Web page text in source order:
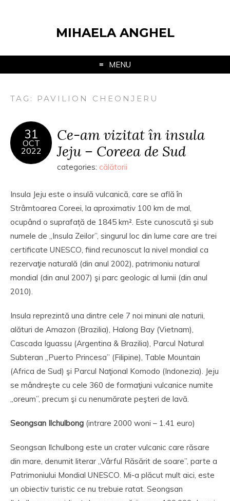
MIHAELA ANGHEL
MENU
TAG: PAVILION CHEONJERU
31
OCT
2022
Ce-am vizitat în insula
Jeju – Coreea de Sud
categories: călătorii
Insula Jeju este o insulă vulcanică, care se află în
Strâmtoarea Coreei, la aproximativ 100 km de mal,
ocupând o suprafață de 1845 km². Este cunoscută şi sub
numele de „Insula Zeilor”, singurul loc din lume care are trei
certificate UNESCO, fiind recunoscut la nivel mondial ca
rezervaţie naturală (din anul 2002), patrimoniu natural
mondial (din anul 2007) şi parc geologic al lumii (din anul
2010).
Insula reprezintă una dintre cele 7 noi minuni ale naturii,
alături de Amazon (Brazilia), Halong Bay (Vietnam),
Cascada Iguassu (Argentina & Brazilia), Parcul Natural
Subteran „Puerto Princesa” (Filipine), Table Mountain
(Africa de Sud) şi Parcul Naţional Komodo (Indonezia). Jeju
se mândreşte cu cele 360 de formaţiuni vulcanice numite
„oreum”, precum şi cu nenumărate peşteri de lavă.
Seongsan Ilchulbong (intrare 2000 woni – 1.41 euro)
Seongsan Ilchulbong este un crater vulcanic care răsare
din mare, denumit literar „Vârful Răsărit de soare”, parte a
Patrimoniului Mondial UNESCO. Mi-a plăcut mult aici, este
un obiectiv turistic ce nu trebuie ratat. Seongsan